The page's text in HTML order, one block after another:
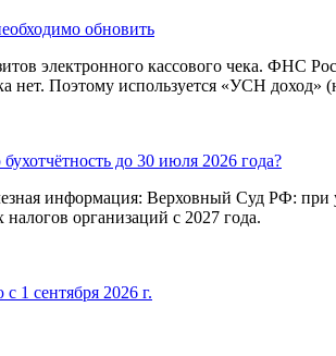
обновить
электронного кассового чека. ФНС
Поэтому используется «УСН
до 30 июля 2026 года?
информация: Верховный Суд РФ:
организаций с 2027 года.
1 сентября 2026 г.